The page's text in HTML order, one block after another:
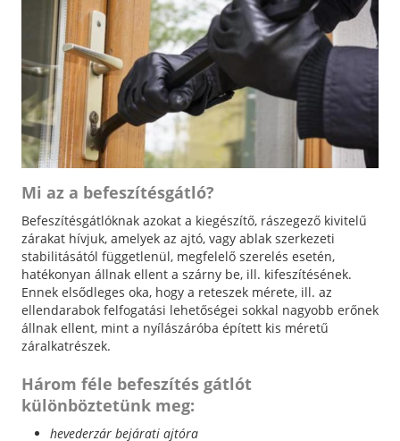
Mi az a befeszítésgátló?
Befeszítésgátlóknak azokat a kiegészítő, rászegező kivitelű
zárakat hívjuk, amelyek az ajtó, vagy ablak szerkezeti
stabilitásától függetlenül, megfelelő szerelés esetén,
hatékonyan állnak ellent a szárny be, ill. kifeszítésének.
Ennek elsődleges oka, hogy a reteszek mérete, ill. az
ellendarabok felfogatási lehetőségei sokkal nagyobb erőnek
állnak ellent, mint a nyílászáróba épített kis méretű
záralkatrészek.
Három féle befeszítés gátlót
különböztetünk meg:
hevederzár bejárati ajtóra